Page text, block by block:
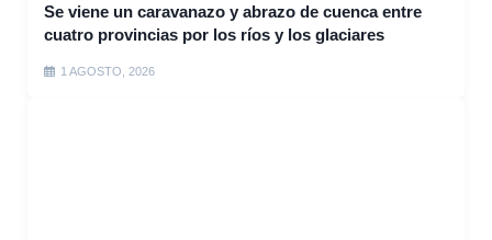
Se viene un caravanazo y abrazo de cuenca entre
cuatro provincias por los ríos y los glaciares
1 AGOSTO, 2026